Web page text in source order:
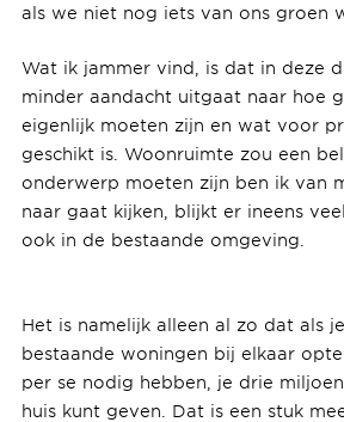
als we niet nog iets van ons groen
Wat ik jammer vind, is dat in deze
minder aandacht uitgaat naar hoe
eigenlijk moeten zijn en wat voor
geschikt is. Woonruimte zou een
onderwerp moeten zijn ben ik van
naar gaat kijken, blijkt er ineens
ook in de bestaande omgeving.
Het is namelijk alleen al zo dat als
bestaande woningen bij elkaar
per se nodig hebben, je drie
huis kunt geven. Dat is een stuk